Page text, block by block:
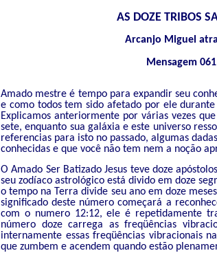
AS DOZE TRIBOS
Arcanjo Miguel
Mensagem
Amado mestre é tempo para expandir seu
e como todos tem sido afetado por ele
Explicamos anteriormente por várias vezes
sete, enquanto sua galáxia e este universo
referencias para isto no passado, algumas
conhecidas e que você não tem nem a noção
O Amado Ser Batizado Jesus teve doze
seu zodíaco astrológico está divido em doze
o tempo na Terra divide seu ano em doze
significado deste número começará a
com o numero 12:12, ele é repetidamente
número doze carrega as freqüências
internamente essas freqüências vibracionais
que zumbem e acendem quando estão